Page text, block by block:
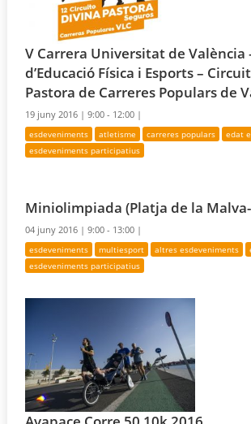
V Carrera Universitat de València
d’Educació Física i Esports –
Pastora de Carreres Populars de
19 juny 2016 |9:00 - 12:00 |
esdeveniments atletisme carreres populars
edat
esdeveniments participatius
Miniolimpiada (Platja de la
04 juny 2016 |9:00 - 13:00 |
esdeveniments multiesport altres esdeveniments
esdeveniments participatius